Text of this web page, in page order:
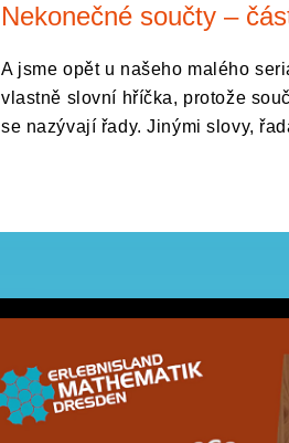
Nekonečné součty –
A jsme opět u našeho malého
vlastně slovní hříčka, protože
se nazývají řady. Jinými slovy,